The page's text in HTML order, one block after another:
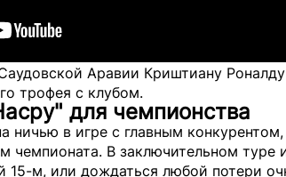
Аравии Криштиану
трофея с клубом.
для чемпионства
ничью в игре с главным
чемпионата. В заключительном туре
15-м, или дождаться любой потери